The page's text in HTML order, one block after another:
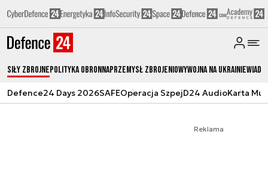
Siły zbrojnePolityka obronnaPrzemysł ZbrojeniowyWojna na Ukrainie
Defence24 Days 2026SAFEOperacja SzpejD24 AudioKarta
Reklama